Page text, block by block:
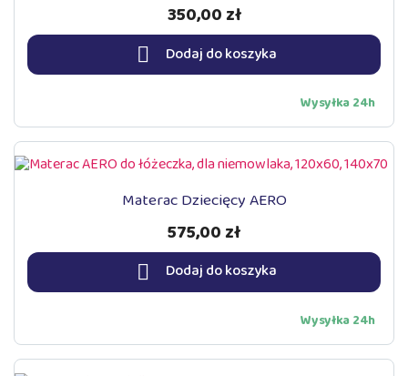
350,00 zł
 Dodaj do koszyka
Wysyłka 24h
Materac Dziecięcy AERO
575,00 zł
 Dodaj do koszyka
Wysyłka 24h